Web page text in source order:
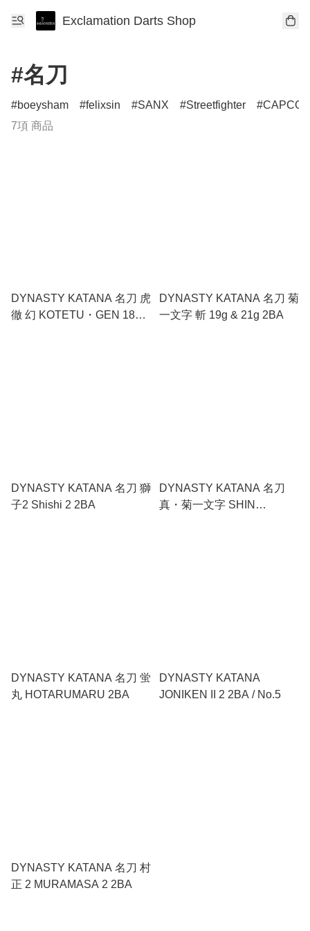
Exclamation Darts Shop
#名刀
boeysham felixsin SANX Streetfighter
7項 商品
DYNASTY KATANA 名刀 虎
徹 幻 KOTETU・GEN 18g
DYNASTY KATANA 名刀 菊
一文字 斬 19g & 21g 2BA
DYNASTY KATANA 名刀 獅
子2 Shishi 2 2BA
DYNASTY KATANA 名刀
真・菊一文字 SHIN
DYNASTY KATANA 名刀 蛍
丸 HOTARUMARU 2BA
DYNASTY KATANA
JONIKEN II 2 2BA / No.5
DYNASTY KATANA 名刀 村
正 2 MURAMASA 2 2BA